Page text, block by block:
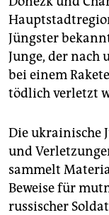
Jüngster
Junge, der nach
bei einem
tödlich verletzt
Die ukrainische
und
sammelt
Beweise für
russischer